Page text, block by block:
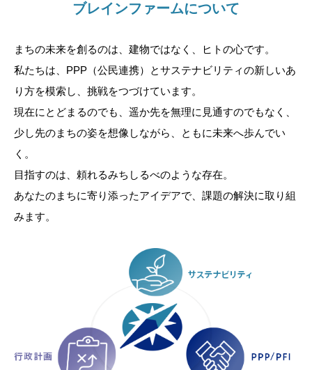
ブレインファームについて
まちの未来を創るのは、建物ではなく、ヒトの心です。
私たちは、PPP（公民連携）とサステナビリティの新しいあ
り方を模索し、挑戦をつづけています。
現在にとどまるのでも、遥か先を無理に見通すのでもなく、
少し先のまちの姿を想像しながら、ともに未来へ歩んでい
く。
目指すのは、頼れるみちしるべのような存在。
あなたのまちに寄り添ったアイデアで、課題の解決に取り組
みます。